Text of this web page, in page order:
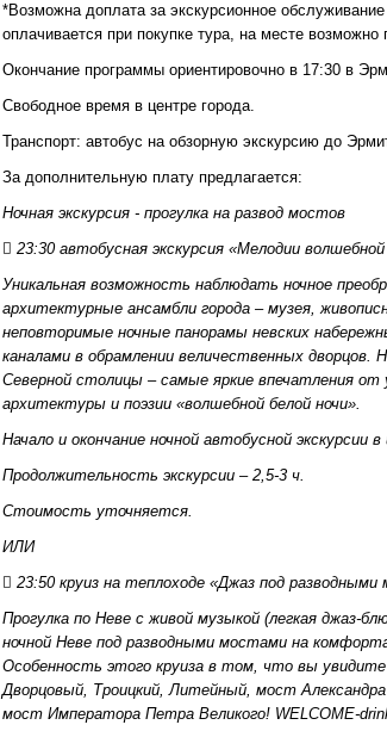
*Возможна доплата за экскурсионное
оплачивается при покупке тура, на месте возможно
Окончание программы ориентировочно в 17:30 в
Свободное время в центре города.
Транспорт: автобус на обзорную экскурсию до
За дополнительную плату предлагается:
Ночная экскурсия - прогулка на развод мостов
 23:30 автобусная экскурсия «Мелодии
Уникальная возможность наблюдать ночное
архитектурные ансамбли города – музея,
неповторимые ночные панорамы невских
каналами в обрамлении величественных
Северной столицы – самые яркие впечатления от
архитектуры и поэзии «волшебной белой ночи».
Начало и окончание ночной автобусной экскурсии
Продолжительность экскурсии – 2,5-3 ч.
Стоимость уточняется.
ИЛИ
 23:50 круиз на теплоходе «Джаз под
Прогулка по Неве с живой музыкой (легкая джаз-
ночной Неве под разводными мостами на
Особенность этого круиза в том, что вы
Дворцовый, Троицкий, Литейный, мост
мост Императора Петра Великого! WELCOME-